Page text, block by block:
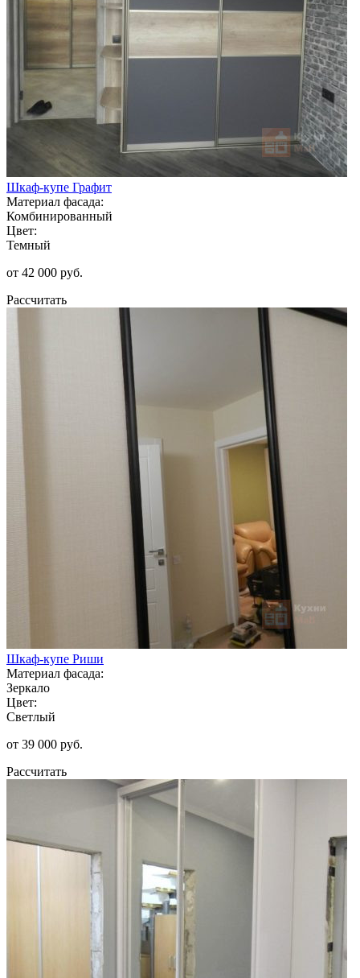
Шкаф-купе Графит
Материал фасада:
Комбинированный
Цвет:
Темный
от 42 000 руб.
Рассчитать
Шкаф-купе Риши
Материал фасада:
Зеркало
Цвет:
Светлый
от 39 000 руб.
Рассчитать